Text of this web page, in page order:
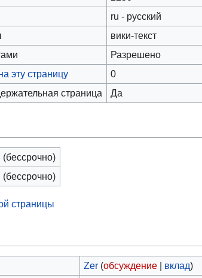
ru - русский
вики-текст
Разрешено
эту страницу
0
страница
Да
страницы
Zer (обсуждение | вклад)